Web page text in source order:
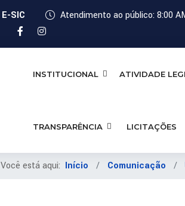
E-SIC Atendimento ao público: 8:00
INSTITUCIONAL ATIVIDADE
TRANSPARÊNCIA LICITAÇÕES
Você está aqui: Início Comunicação